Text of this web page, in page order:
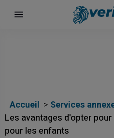
Accueil
Services
Les avantages d'opter
pour les enfants